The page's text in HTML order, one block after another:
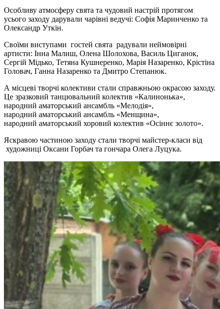
Особливу атмосферу свята та чудовий настрій протягом
усього заходу дарували чарівні ведучі: Софія Маринченко та
Олександр Уткін.
Своїми виступами гостей свята радували неймовірні
артисти: Інна Малиш, Олена Шолохова, Василь Циганок,
Сергій Мідько, Тетяна Кушнеренко, Марія Назаренко, Крістіна
Головач, Ганна Назаренко та Дмитро Степанюк.
А місцеві творчі колективи стали справжньою окрасою заходу.
Це зразковий танцювальний колектив «Калинонька»,
народний аматорський ансамбль «Мелодія»,
народний аматорський ансамбль «Менщина»,
народний аматорський хоровий колектив «Осіннє золото».
Яскравою частиною заходу стали творчі майстер-класи від
художниці Оксани Горбач та гончара Олега Луцука.